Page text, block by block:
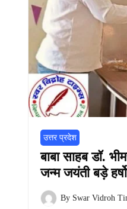
उत्तर प्रदेश
बाबा साहब डॉ.
जन्म जयंती बड़े
By Swar Vidroh